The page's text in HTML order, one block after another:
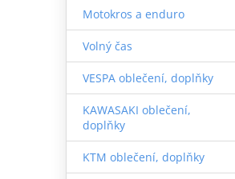
Motokros a enduro
Volný čas
VESPA oblečení, doplňky
KAWASAKI oblečení,
doplňky
KTM oblečení, doplňky